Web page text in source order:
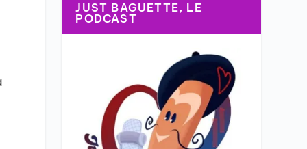
JUST BAGUETTE, LE
PODCAST